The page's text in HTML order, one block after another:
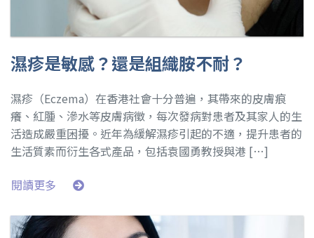
濕疹是敏感？還是組織胺不耐？
濕疹（Eczema）在香港社會十分普遍，其帶來的皮膚痕
癢、紅腫、滲水等皮膚病徵，每次發病對患者及其家人的生
活造成嚴重困擾。近年為緩解濕疹引起的不適，提升患者的
生活質素而衍生各式產品，包括袁國勇教授與港 […]
閱讀更多